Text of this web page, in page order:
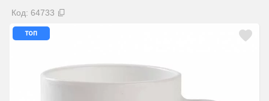
Код: 64733
топ